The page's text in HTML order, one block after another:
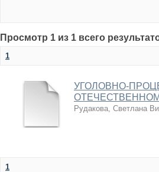
Просмотр 1 из 1 всего
1
УГОЛОВНО-
Рудакова, Светлана
1